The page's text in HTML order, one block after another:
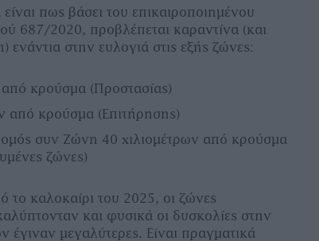
πως βάσει του επικαιροποιημένου
687/2020, προβλέπεται καραντίνα (και
ενάντια στην ευλογιά στις εξής ζώνες:
κρούσμα (Προστασίας)
από κρούσμα (Επιτήρησης)
συν Ζώνη 40 χιλιομέτρων από κρούσμα
ζώνες)
το καλοκαίρι του 2025, οι ζώνες
και φυσικά οι δυσκολίες στην
μεγαλύτερες. Είναι πραγματικά